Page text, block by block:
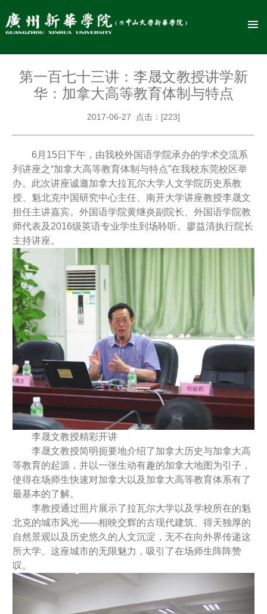
第一百七十三讲：李晟文教授讲学新
华：加拿大高等教育体制与特点
2017-06-27 点击：[223]
6月15日下午，由我校外国语学院承办的学术交流系
列讲座之“加拿大高等教育体制与特点”在我校东莞校区举
办。此次讲座诚邀加拿大拉瓦尔大学人文学院历史系教
授、魁北克中国研究中心主任、南开大学讲座教授李晟文
担任主讲嘉宾。外国语学院黄继炎副院长、外国语学院教
师代表及2016级英语专业学生到场聆听。廖益清执行院长
主持讲座。
李晟文教授精彩开讲
李晟文教授简明扼要地介绍了加拿大历史与加拿大高
等教育的起源，并以一张生动有趣的加拿大地图为引子，
使得在场师生快速对加拿大以及加拿大高等教育体系有了
最基本的了解。
李教授通过照片展示了拉瓦尔大学以及学校所在的魁
北克的城市风光——相映交辉的古现代建筑、得天独厚的
自然景观以及历史悠久的人文沉淀，无不在向外界传递这
所大学、这座城市的无限魅力，吸引了在场师生阵阵赞
叹。